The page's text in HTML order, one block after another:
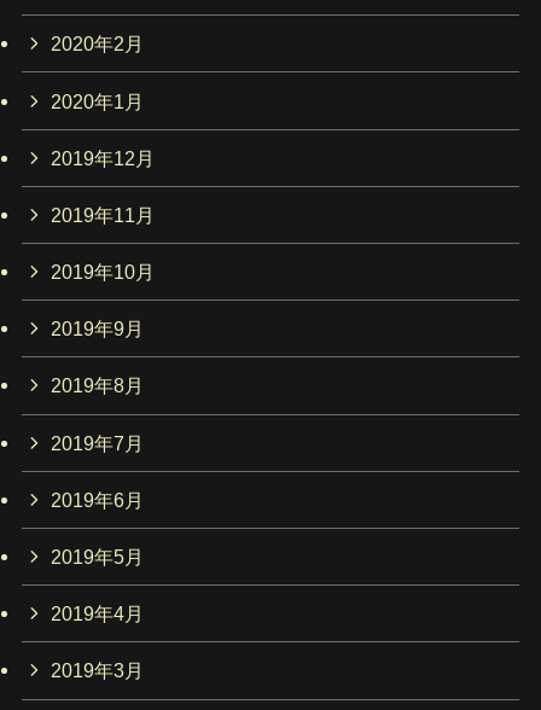
2020年2月
2020年1月
2019年12月
2019年11月
2019年10月
2019年9月
2019年8月
2019年7月
2019年6月
2019年5月
2019年4月
2019年3月